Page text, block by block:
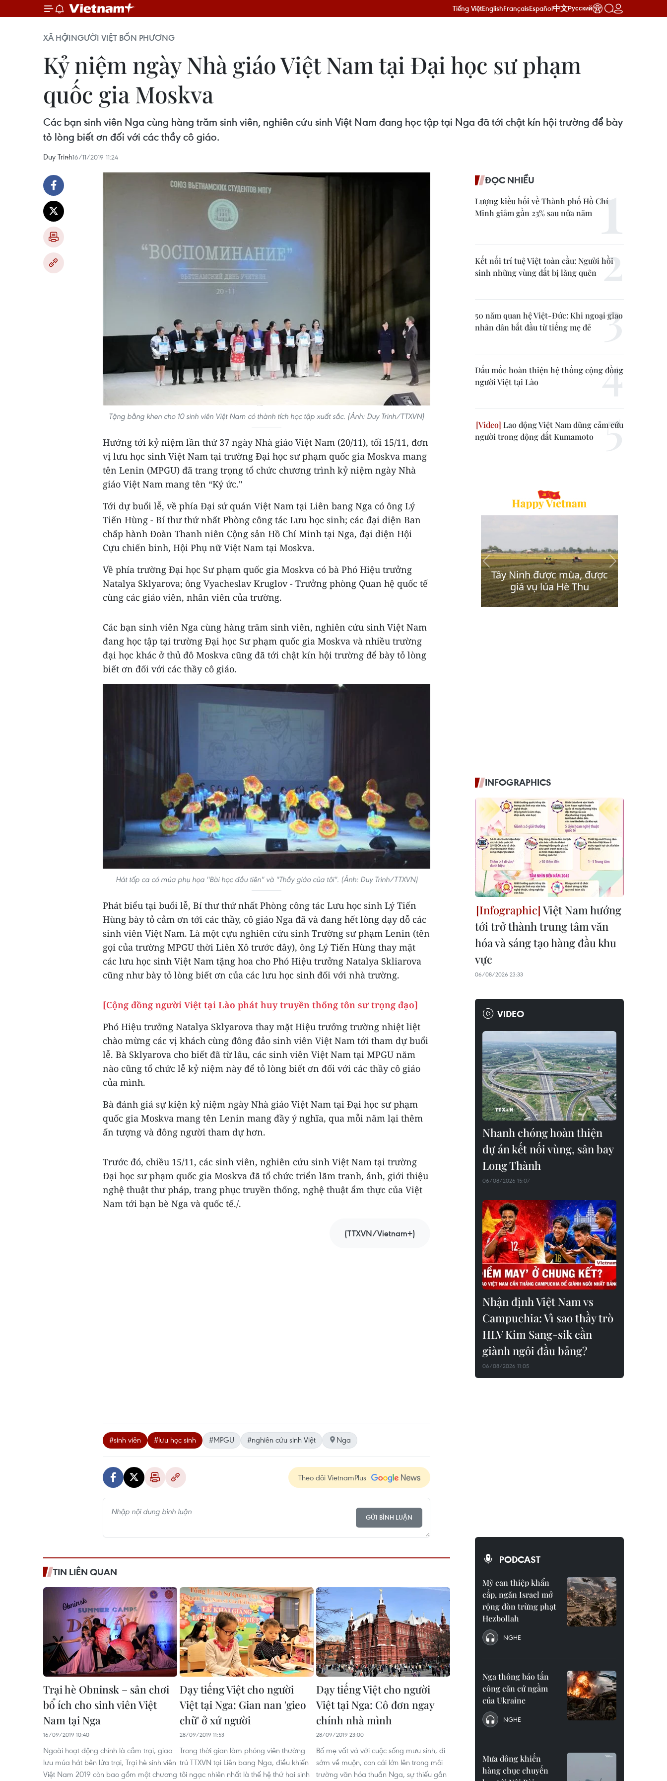
Tiếng ViệtEnglishFrançaisEspañol中文Русский
XÃ HỘINGƯỜI VIỆT BỐN PHƯƠNG
Kỷ niệm ngày Nhà giáo Việt Nam tại Đại học sư phạm
quốc gia Moskva
Các bạn sinh viên Nga cùng hàng trăm sinh viên, nghiên cứu sinh Việt Nam đang học tập tại Nga đã tới chật kín hội trường để bày
tỏ lòng biết ơn đối với các thầy cô giáo.
Duy Trinh16/11/2019 11:24
Tặng bằng khen cho 10 sinh viên Việt Nam có thành tích học tập xuất sắc. (Ảnh: Duy Trinh/TTXVN)
Hướng tới kỷ niệm lần thứ 37 ngày Nhà giáo Việt Nam (20/11), tối 15/11, đơn
vị lưu học sinh Việt Nam tại trường Đại học sư phạm quốc gia Moskva mang
tên Lenin (MPGU) đã trang trọng tổ chức chương trình kỷ niệm ngày Nhà
giáo Việt Nam mang tên “Ký ức."
Tới dự buổi lễ, về phía Đại sứ quán Việt Nam tại Liên bang Nga có ông Lý
Tiến Hùng - Bí thư thứ nhất Phòng công tác Lưu học sinh; các đại diện Ban
chấp hành Đoàn Thanh niên Cộng sản Hồ Chí Minh tại Nga, đại diện Hội
Cựu chiến binh, Hội Phụ nữ Việt Nam tại Moskva.
Về phía trường Đại học Sư phạm quốc gia Moskva có bà Phó Hiệu trưởng
Natalya Sklyarova; ông Vyacheslav Kruglov - Trưởng phòng Quan hệ quốc tế
cùng các giáo viên, nhân viên của trường.
Các bạn sinh viên Nga cùng hàng trăm sinh viên, nghiên cứu sinh Việt Nam
đang học tập tại trường Đại học Sư phạm quốc gia Moskva và nhiều trường
đại học khác ở thủ đô Moskva cũng đã tới chật kín hội trường để bày tỏ lòng
biết ơn đối với các thầy cô giáo.
Hát tốp ca có múa phụ họa ''Bài học đầu tiên'' và ''Thầy giáo của tôi''. (Ảnh: Duy Trinh/TTXVN)
Phát biểu tại buổi lễ, Bí thư thứ nhất Phòng công tác Lưu học sinh Lý Tiến
Hùng bày tỏ cảm ơn tới các thầy, cô giáo Nga đã và đang hết lòng dạy dỗ các
sinh viên Việt Nam. Là một cựu nghiên cứu sinh Trường sư phạm Lenin (tên
gọi của trường MPGU thời Liên Xô trước đây), ông Lý Tiến Hùng thay mặt
các lưu học sinh Việt Nam tặng hoa cho Phó Hiệu trưởng Natalya Skliarova
cũng như bày tỏ lòng biết ơn của các lưu học sinh đối với nhà trường.
[Cộng đồng người Việt tại Lào phát huy truyền thống tôn sư trọng đạo]
Phó Hiệu trưởng Natalya Sklyarova thay mặt Hiệu trưởng trường nhiệt liệt
chào mừng các vị khách cùng đông đảo sinh viên Việt Nam tới tham dự buổi
lễ. Bà Sklyarova cho biết đã từ lâu, các sinh viên Việt Nam tại MPGU năm
nào cũng tổ chức lễ kỷ niệm này để tỏ lòng biết ơn đối với các thầy cô giáo
của mình.
Bà đánh giá sự kiện kỷ niệm ngày Nhà giáo Việt Nam tại Đại học sư phạm
quốc gia Moskva mang tên Lenin mang đầy ý nghĩa, qua mỗi năm lại thêm
ấn tượng và đông người tham dự hơn.
Trước đó, chiều 15/11, các sinh viên, nghiên cứu sinh Việt Nam tại trường
Đại học sư phạm quốc gia Moskva đã tổ chức triển lãm tranh, ảnh, giới thiệu
nghệ thuật thư pháp, trang phục truyền thống, nghệ thuật ẩm thực của Việt
Nam tới bạn bè Nga và quốc tế./.
(TTXVN/Vietnam+)
#sinh viên #lưu học sinh #MPGU #nghiên cứu sinh Việt Nga
Theo dõi VietnamPlus
GỬI BÌNH LUẬN
TIN LIÊN QUAN
Trại hè Obninsk – sân chơi
bổ ích cho sinh viên Việt
Nam tại Nga
16/09/2019 10:40
Ngoài hoạt động chính là cắm trại, giao
lưu múa hát bên lửa trại, Trại hè sinh viên
Việt Nam 2019 còn bao gồm một chương
Dạy tiếng Việt cho người
Việt tại Nga: Gian nan 'gieo
chữ' ở xứ người
28/09/2019 11:53
Trong thời gian làm phóng viên thường
trú TTXVN tại Liên bang Nga, điều khiến
tôi ngạc nhiên nhất là thế hệ thứ hai sinh
Dạy tiếng Việt cho người
Việt tại Nga: Cô đơn ngay
chính nhà mình
28/09/2019 23:00
Bố mẹ vất vả với cuộc sống mưu sinh, đi
sớm về muộn, con cái lớn lên trong môi
trường văn hóa thuần Nga, sự thiếu gắn
ĐỌC NHIỀU
Lượng kiều hối về Thành phố Hồ Chí
Minh giảm gần 23% sau nửa năm
Kết nối trí tuệ Việt toàn cầu: Người hồi
sinh những vùng đất bị lãng quên
50 năm quan hệ Việt-Đức: Khi ngoại giao
nhân dân bắt đầu từ tiếng mẹ đẻ
Dấu mốc hoàn thiện hệ thống cộng đồng
người Việt tại Lào
Lao động Việt Nam dũng cảm cứu
người trong động đất Kumamoto
INFOGRAPHICS
Việt Nam hướng
tới trở thành trung tâm văn
hóa và sáng tạo hàng đầu khu
vực
06/08/2026 23:33
VIDEO
Nhanh chóng hoàn thiện
dự án kết nối vùng, sân bay
Long Thành
06/08/2026 15:07
Nhận định Việt Nam vs
Campuchia: Vì sao thầy trò
HLV Kim Sang-sik cần
giành ngôi đầu bảng?
06/08/2026 11:05
PODCAST
Mỹ can thiệp khẩn
cấp, ngăn Israel mở
rộng đòn trừng phạt
Hezbollah
NGHE
Nga thông báo tấn
công căn cứ ngầm
của Ukraine
NGHE
Mưa dông khiến
hàng chục chuyến